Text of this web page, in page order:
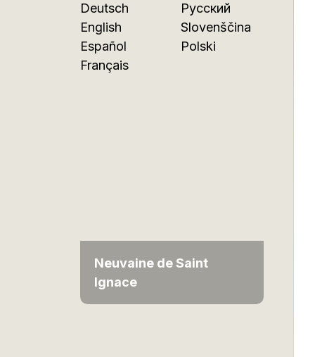
Deutsch
English
Español
Français
Русский
Slovenščina
Polski
Neuvaine de Saint
Ignace